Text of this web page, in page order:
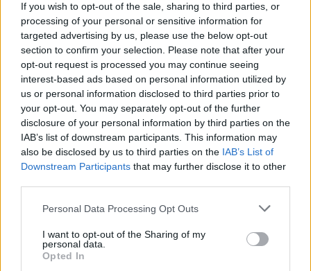
If you wish to opt-out of the sale, sharing to third parties, or
processing of your personal or sensitive information for
targeted advertising by us, please use the below opt-out
section to confirm your selection. Please note that after your
opt-out request is processed you may continue seeing
interest-based ads based on personal information utilized by
us or personal information disclosed to third parties prior to
your opt-out. You may separately opt-out of the further
disclosure of your personal information by third parties on the
IAB’s list of downstream participants. This information may
also be disclosed by us to third parties on the IAB’s List of
Downstream Participants that may further disclose it to other
Personal Data Processing Opt Outs
I want to opt-out of the Sharing of my
personal data.
Opted In
trygghet och säkerhet. Trygghet för
allmänheten att kunna leva sitt liv i frihet med
dom mänskliga rättigheter vi har kommit
överens om. Trygghet att samhället står upp
mot brottslighet och finns där för hjälp och
stöd när vi behöver den som allra mest.
Trygghet att sent på kvällen kunna gå en
promenad utan att det händer någonting.
De senaste tio åren har tryggheten i samhället
ökat samtidigt som utsattheten för brott har
minsk...
Starta din prenumeration